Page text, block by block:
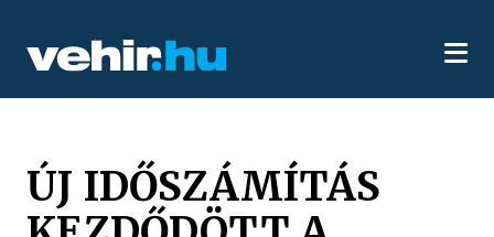
ÚJ IDŐSZÁMÍTÁS